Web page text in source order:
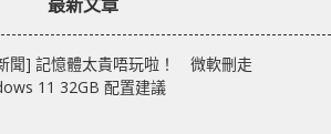
聞] 記憶體太貴唔玩啦！ 微軟刪走
11 32GB 配置建議